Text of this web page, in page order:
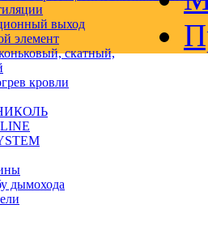
выход
элемент
скатный,
кровли
дымохода